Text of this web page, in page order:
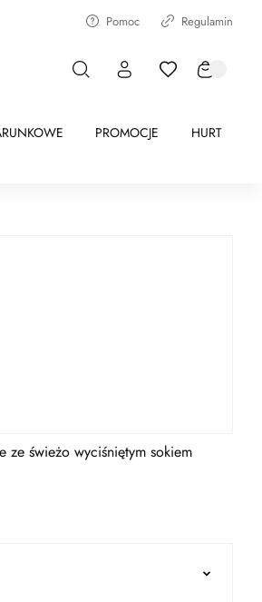
Pomoc Regulamin
PROMOCJE HURT
ze świeżo wyciśniętym sokiem